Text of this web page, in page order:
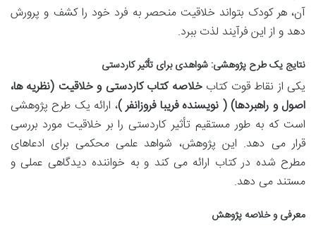
آن، هر کودک بتواند خلاقیت منحصر به فرد خود را کشف و پرورش
دهد و از این فرآیند لذت ببرد.
نتایج یک طرح پژوهشی: شواهدی برای تأثیر کاردستی
یکی از نقاط قوت کتابخلاصه کتاب کاردستی و خلاقیت (نظریه ها،
اصول و راهبردها) ( نویسنده فریبا فروزانفر )، ارائه یک طرح پژوهشی
است که به طور مستقیم تأثیر کاردستی را بر خلاقیت مورد بررسی
قرار می دهد. این پژوهش، شواهد علمی محکمی برای ادعاهای
مطرح شده در کتاب ارائه می کند و به خواننده دیدگاهی عملی و
مستند می دهد.
معرفی و خلاصه پژوهش